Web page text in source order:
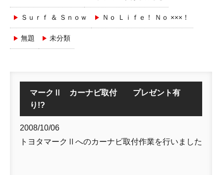
Ｓｕｒｆ ＆ Ｓｎｏｗ Ｎｏ Ｌｉｆｅ！ Ｎｏ ×××！
無題 未分類
マークⅡ カーナビ取付 プレゼント有
り!?
2008/10/06
トヨタマークⅡへのカーナビ取付作業を行いました